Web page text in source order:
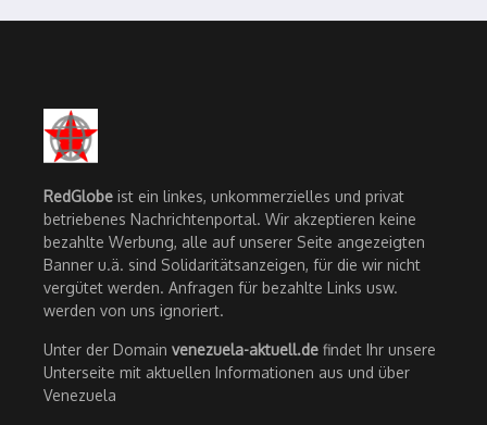
RedGlobe ist ein linkes, unkommerzielles und privat
betriebenes Nachrichtenportal. Wir akzeptieren keine
bezahlte Werbung, alle auf unserer Seite angezeigten
Banner u.ä. sind Solidaritätsanzeigen, für die wir nicht
vergütet werden. Anfragen für bezahlte Links usw.
werden von uns ignoriert.
Unter der Domain venezuela-aktuell.de findet Ihr unsere
Unterseite mit aktuellen Informationen aus und über
Venezuela